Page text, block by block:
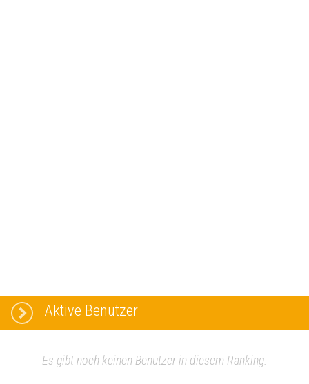
Aktive Benutzer
Es gibt noch keinen Benutzer in diesem Ranking.